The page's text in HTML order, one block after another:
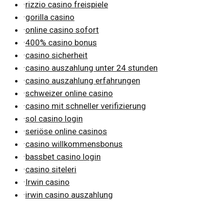
·rizzio casino freispiele
·gorilla casino
·online casino sofort
·400% casino bonus
·casino sicherheit
·casino auszahlung unter 24 stunden
·casino auszahlung erfahrungen
·schweizer online casino
·casino mit schneller verifizierung
·sol casino login
·seriöse online casinos
·casino willkommensbonus
·bassbet casino login
·casino siteleri
·Irwin casino
·irwin casino auszahlung